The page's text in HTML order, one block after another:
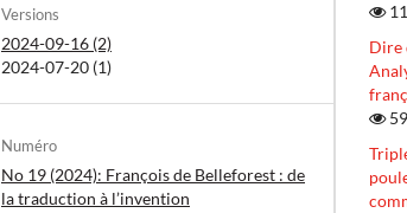
Versions
2024-09-16 (2)
2024-07-20 (1)
Numéro
No 19 (2024): François de Belleforest : de
la traduction à l’invention
Dire